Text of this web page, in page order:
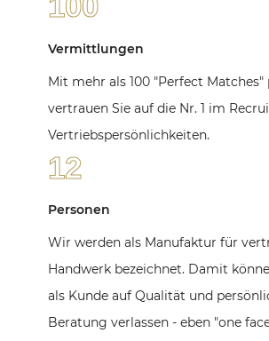
Vermittlungen
Mit mehr als 100 "Perfect Matches"
vertrauen Sie auf die Nr. 1 im
Vertriebspersönlichkeiten.
12
Personen
Wir werden als Manufaktur für
Handwerk bezeichnet. Damit
als Kunde auf Qualität und
Beratung verlassen - eben "one